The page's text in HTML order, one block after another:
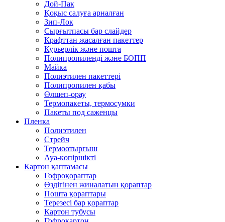
Дой-Пак
Қоқыс салуға арналған
Зип-Лок
Сырғытпасы бар слайдер
Крафттан жасалған пакеттер
Курьерлік және пошта
Полипропиленді және БОПП
Майка
Полиэтилен пакеттері
Полипропилен қабы
Өлшеп-орау
Термопакеты, термосумки
Пакеты под саженцы
Пленка
Полиэтилен
Стрейч
Термоотырғыш
Ауа-көпіршікті
Картон қаптамасы
Гофроқораптар
Өздігінен жиналатын қораптар
Пошта қораптары
Терезесі бар қораптар
Картон тубусы